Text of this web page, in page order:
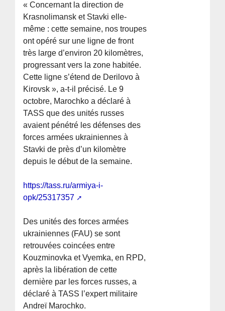
« Concernant la direction de
Krasnolimansk et Stavki elle-
même : cette semaine, nos troupes
ont opéré sur une ligne de front
très large d’environ 20 kilomètres,
progressant vers la zone habitée.
Cette ligne s’étend de Derilovo à
Kirovsk », a-t-il précisé. Le 9
octobre, Marochko a déclaré à
TASS que des unités russes
avaient pénétré les défenses des
forces armées ukrainiennes à
Stavki de près d’un kilomètre
depuis le début de la semaine.
https://tass.ru/armiya-i-
opk/25317357
Des unités des forces armées
ukrainiennes (FAU) se sont
retrouvées coincées entre
Kouzminovka et Vyemka, en RPD,
après la libération de cette
dernière par les forces russes, a
déclaré à TASS l’expert militaire
Andreï Marochko.